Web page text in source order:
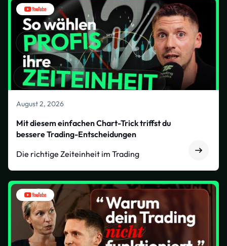
August 2, 2026
Mit diesem einfachen Chart-Trick triffst du
bessere Trading-Entscheidungen
Die richtige Zeiteinheit im Trading